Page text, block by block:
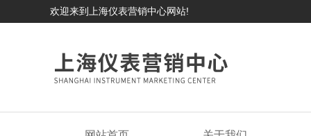
欢迎来到上海仪表营销中心网站!